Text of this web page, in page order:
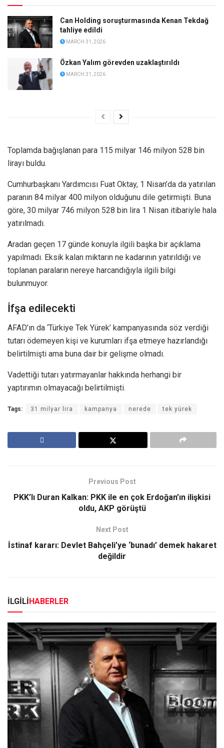
Can Holding soruşturmasında Kenan Tekdağ
tahliye edildi
MARCH 31, 2026
Özkan Yalım görevden uzaklaştırıldı
MARCH 31, 2026
Toplamda bağışlanan para 115 milyar 146 milyon 528 bin
lirayı buldu.
Cumhurbaşkanı Yardımcısı Fuat Oktay, 1 Nisan’da da yatırılan
paranın 84 milyar 400 milyon olduğunu dile getirmişti. Buna
göre, 30 milyar 746 milyon 528 bin lira 1 Nisan itibariyle hala
yatırılmadı.
Aradan geçen 17 günde konuyla ilgili başka bir açıklama
yapılmadı. Eksik kalan miktarın ne kadarının yatırıldığı ve
toplanan paraların nereye harcandığıyla ilgili bilgi
bulunmuyor.
İfşa edilecekti
AFAD’ın da ‘Türkiye Tek Yürek’ kampanyasında söz verdiği
tutarı ödemeyen kişi ve kurumları ifşa etmeye hazırlandığı
belirtilmişti ama buna dair bir gelişme olmadı.
Vadettiği tutarı yatırmayanlar hakkında herhangi bir
yaptırımın olmayacağı belirtilmişti.
Tags: 31 milyar lira kampanya nerede tek yürek
Previous Post
PKK’lı Duran Kalkan: PKK ile en çok Erdoğan’ın ilişkisi
oldu, AKP görüştü
Next Post
İstinaf kararı: Devlet Bahçeli’ye ‘bunadı’ demek hakaret
değildir
İLGİLİHABERLER